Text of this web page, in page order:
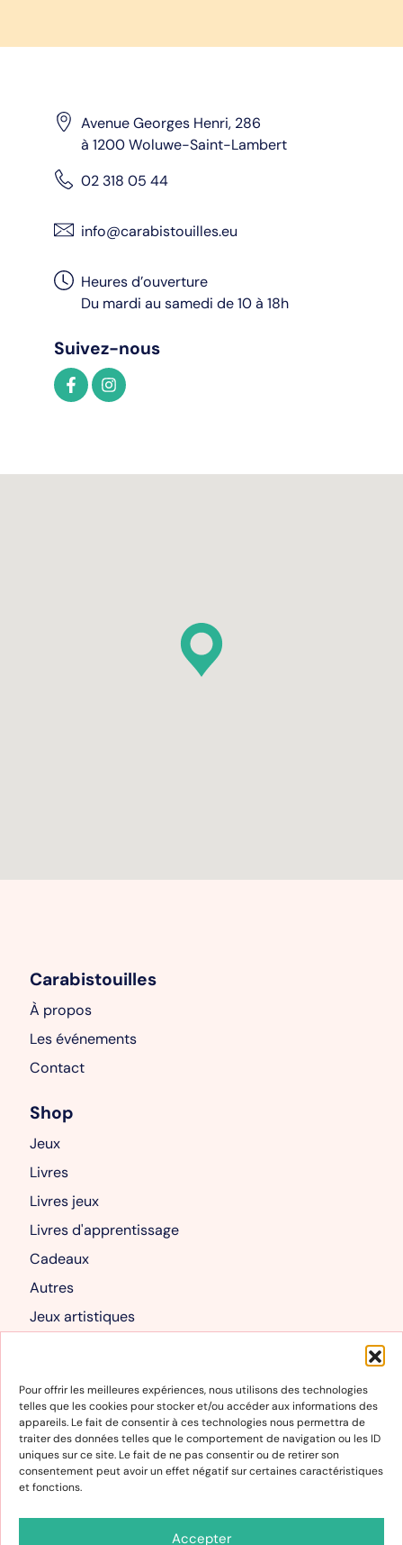
Pour offrir les meilleures expériences, nous utilisons des technologies
telles que les cookies pour stocker et/ou accéder aux informations des
appareils. Le fait de consentir à ces technologies nous permettra de
traiter des données telles que le comportement de navigation ou les ID
uniques sur ce site. Le fait de ne pas consentir ou de retirer son
consentement peut avoir un effet négatif sur certaines caractéristiques
et fonctions.
Accepter
Avenue Georges Henri, 286
à 1200 Woluwe-Saint-Lambert
02 318 05 44
info@carabistouilles.eu
Heures d’ouverture
Du mardi au samedi de 10 à 18h
Suivez-nous
Carabistouilles
À propos
Les événements
Contact
Shop
Jeux
Livres
Livres jeux
Livres d'apprentissage
Cadeaux
Autres
Jeux artistiques
Mon compte
Mon compte
Panier
Informations